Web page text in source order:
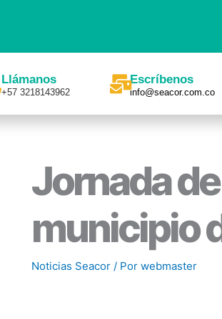
Llámanos
+57 3218143962
Escríbenos
info@seacor.com.co
Jornada
municipio
Noticias Seacor / Por webmaster